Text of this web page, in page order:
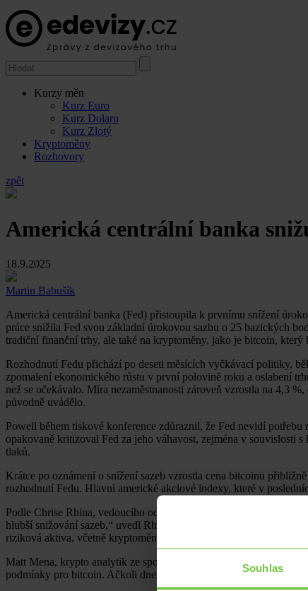
Souhlas
Kurzy měn
Kurz Euro
Kurz Dolaru
Kurz Zlotý
Kryptoměny
Rozhovory
zpět
Americká centrální banka
18.9.2025
Martin Babušík
Americká centrální banka (Fed) přistoupila k prvnímu snížení
práce snížila Fed svou základní úrokovou sazbu o 25 bazických
tradiční finanční trhy, ale také na kryptoměny, jako je bitcoin, který
Rozhodnutí Fedu přichází po deseti měsících vyčkávací politiky,
zpomalení ekonomického růstu v první polovině roku a oslabení
než se očekávalo. Míra nezaměstnanosti zároveň vzrostla na 4,3
původně uvádělo.
Powell během tiskové konference zdůraznil, že Fed nevidí
opakovaně kritizoval Fed za jeho váhavost, zejména v
tlaků.
Krátce po oznámení o snížení sazeb vzrostla cena bitcoinu
rozhodnutí Fedu. Hlavní americké akciové indexy, které v
Podle Chrise Rhina, vedoucího oddělení aktivních strategií ve
hlubší snižování sazeb,“ uvedl Rhine. Aktualizovaný „dot plot“ –
riziková aktiva, včetně kryptoměn.
Matt Mena, krypto analytik ze společnosti 21Shares, k tomu
podmínky pro bitcoin. Ačkoli dnešní snížení o 25 bazických bodů